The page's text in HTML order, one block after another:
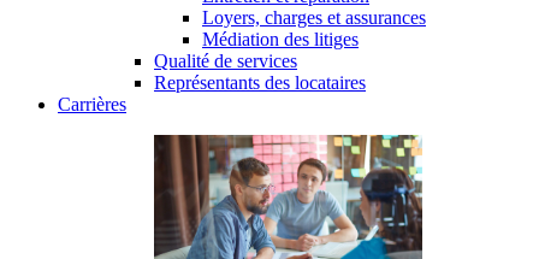
Loyers, charges et assurances
Médiation des litiges
Qualité de services
Représentants des locataires
Carrières